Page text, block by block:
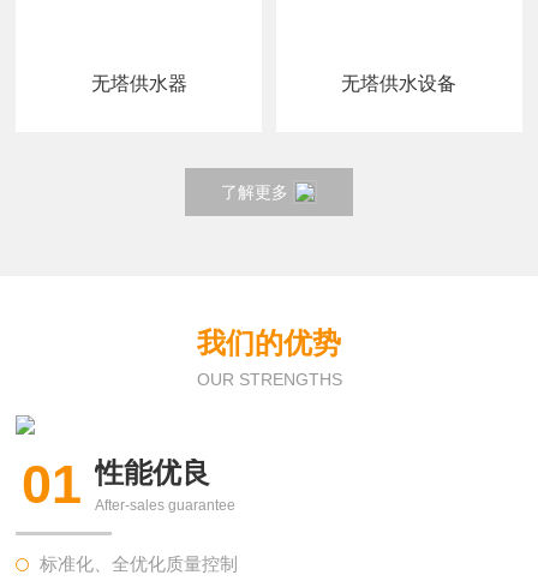
无塔供水器 无塔供水设备
了解更多
我们的优势
OUR STRENGTHS
01 性能优良
After-sales guarantee
标准化、全优化质量控制